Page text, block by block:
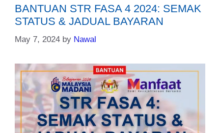
BANTUAN STR FASA 4 2024: SEMAK
STATUS & JADUAL BAYARAN
May 7, 2024 by Nawal